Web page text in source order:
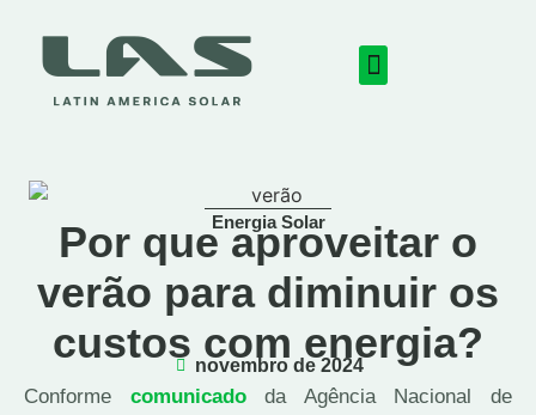
Energia Solar
Por que aproveitar o
verão para diminuir os
custos com energia?
novembro de 2024
Conforme comunicadoda Agência Nacional de